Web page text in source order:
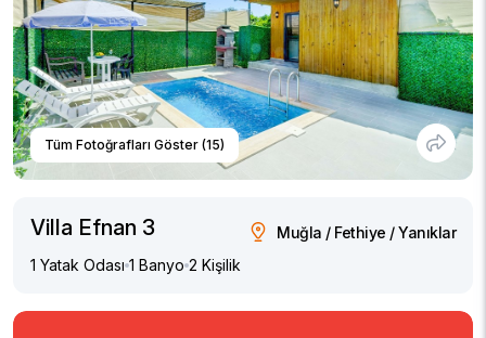
Tüm Fotoğrafları Göster (15)
Villa Efnan 3
Muğla / Fethiye / Yanıklar
1 Yatak Odası 1 Banyo 2 Kişilik